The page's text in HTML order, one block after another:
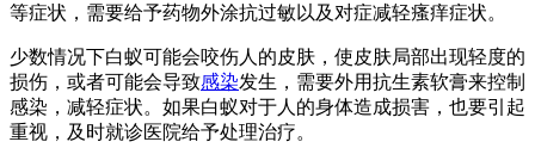
等症状，需要给予药物外涂抗过敏以及对症减轻瘙痒症状。
少数情况下白蚁可能会咬伤人的皮肤，使皮肤局部出现轻度的
损伤，或者可能会导致感染发生，需要外用抗生素软膏来控制
感染，减轻症状。如果白蚁对于人的身体造成损害，也要引起
重视，及时就诊医院给予处理治疗。